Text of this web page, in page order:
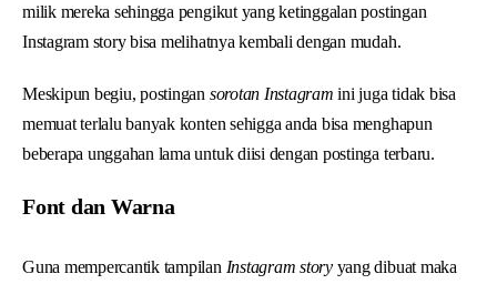
milik mereka sehingga pengikut yang ketinggalan postingan
Instagram story bisa melihatnya kembali dengan mudah.
Meskipun begiu, postingan sorotan Instagram ini juga tidak bisa
memuat terlalu banyak konten sehigga anda bisa menghapun
beberapa unggahan lama untuk diisi dengan postinga terbaru.
Font dan Warna
Guna mempercantik tampilan Instagram story yang dibuat maka